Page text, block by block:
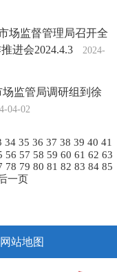
场监督管理局召开全
进会2024.4.3
2024-
场监管局调研组到徐
04-02
34 35 36 37 38 39 40 41
56 57 58 59 60 61 62 63
78 79 80 81 82 83 84 85
一页
网站地图